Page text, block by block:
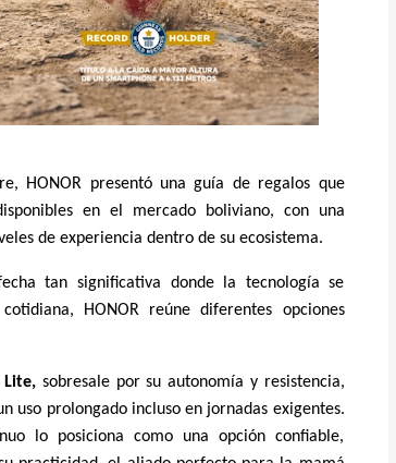
HONOR presentó una guía de regalos que
en el mercado boliviano, con una
de experiencia dentro de su ecosistema.
tan significativa donde la tecnología se
HONOR reúne diferentes opciones
Lite, sobresale por su autonomía y resistencia,
uso prolongado incluso en jornadas exigentes.
lo posiciona como una opción confiable,